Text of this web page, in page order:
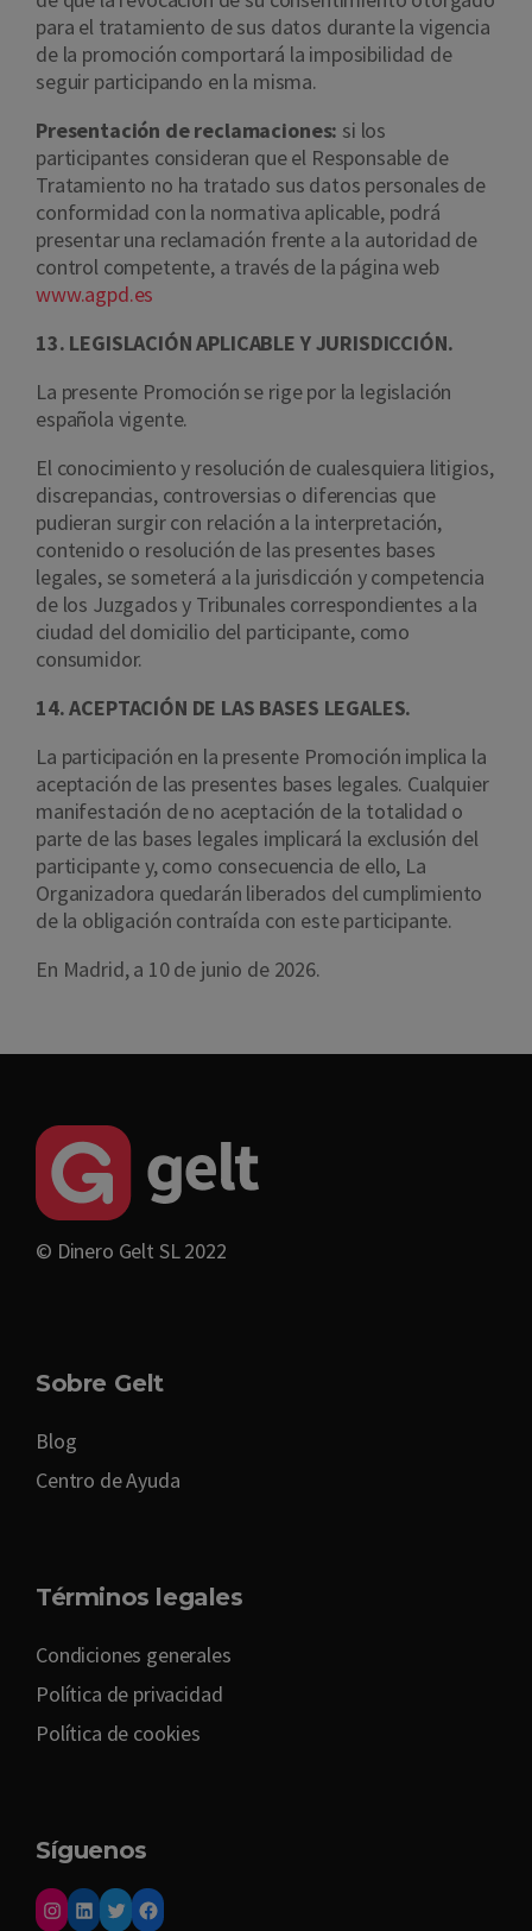
para el tratamiento de sus datos durante la vigencia
de la promoción comportará la imposibilidad de
seguir participando en la misma.
Presentación de reclamaciones: si los
participantes consideran que el Responsable de
Tratamiento no ha tratado sus datos personales de
conformidad con la normativa aplicable, podrá
presentar una reclamación frente a la autoridad de
control competente, a través de la página web
www.agpd.es
13. LEGISLACIÓN APLICABLE Y JURISDICCIÓN.
La presente Promoción se rige por la legislación
española vigente.
El conocimiento y resolución de cualesquiera litigios,
discrepancias, controversias o diferencias que
pudieran surgir con relación a la interpretación,
contenido o resolución de las presentes bases
legales, se someterá a la jurisdicción y competencia
de los Juzgados y Tribunales correspondientes a la
ciudad del domicilio del participante, como
consumidor.
14. ACEPTACIÓN DE LAS BASES LEGALES.
La participación en la presente Promoción implica la
aceptación de las presentes bases legales. Cualquier
manifestación de no aceptación de la totalidad o
parte de las bases legales implicará la exclusión del
participante y, como consecuencia de ello, La
Organizadora quedarán liberados del cumplimiento
de la obligación contraída con este participante.
En Madrid, a 10 de junio de 2026.
© Dinero Gelt SL 2022
Sobre Gelt
Blog
Centro de Ayuda
Términos legales
Condiciones generales
Política de privacidad
Política de cookies
Síguenos